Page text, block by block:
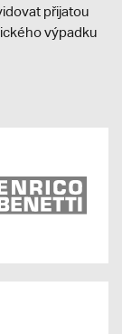
přijatou
výpadku